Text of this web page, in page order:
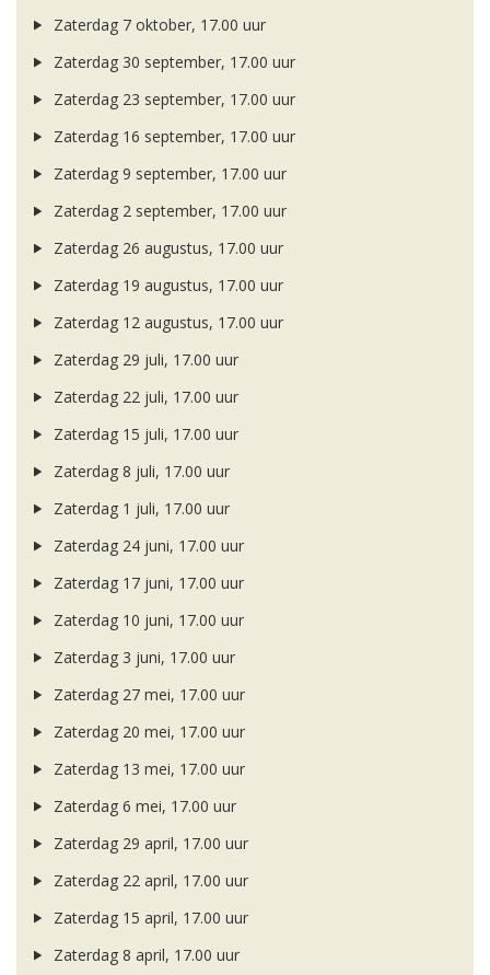
Zaterdag 7 oktober, 17.00 uur
Zaterdag 30 september, 17.00 uur
Zaterdag 23 september, 17.00 uur
Zaterdag 16 september, 17.00 uur
Zaterdag 9 september, 17.00 uur
Zaterdag 2 september, 17.00 uur
Zaterdag 26 augustus, 17.00 uur
Zaterdag 19 augustus, 17.00 uur
Zaterdag 12 augustus, 17.00 uur
Zaterdag 29 juli, 17.00 uur
Zaterdag 22 juli, 17.00 uur
Zaterdag 15 juli, 17.00 uur
Zaterdag 8 juli, 17.00 uur
Zaterdag 1 juli, 17.00 uur
Zaterdag 24 juni, 17.00 uur
Zaterdag 17 juni, 17.00 uur
Zaterdag 10 juni, 17.00 uur
Zaterdag 3 juni, 17.00 uur
Zaterdag 27 mei, 17.00 uur
Zaterdag 20 mei, 17.00 uur
Zaterdag 13 mei, 17.00 uur
Zaterdag 6 mei, 17.00 uur
Zaterdag 29 april, 17.00 uur
Zaterdag 22 april, 17.00 uur
Zaterdag 15 april, 17.00 uur
Zaterdag 8 april, 17.00 uur